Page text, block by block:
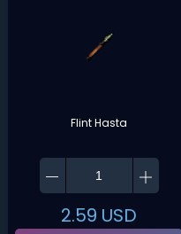
Flint Hasta
2.59 USD